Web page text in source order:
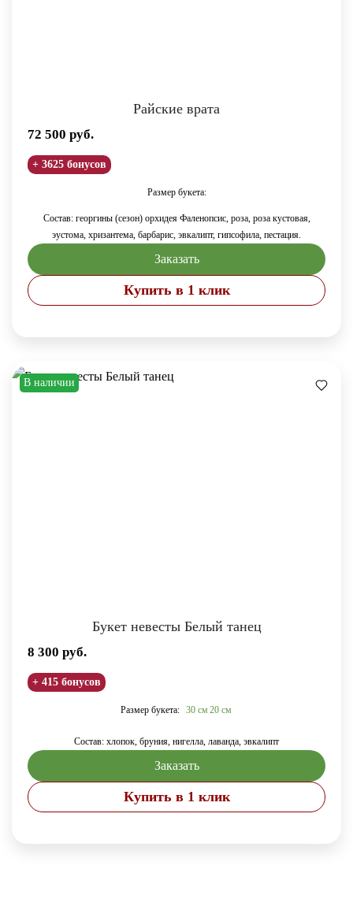
Райские врата
72 500 руб.
+ 3625 бонусов
Размер букета:
Состав: георгины (сезон) орхидея Фаленопсис, роза, роза кустовая,
эустома, хризантема, барбарис, эвкалипт, гипсофила, пестация.
Заказать
Купить в 1 клик
В наличии
Букет невесты Белый танец
8 300 руб.
+ 415 бонусов
Размер букета: 30 см 20 см
Состав: хлопок, бруния, нигелла, лаванда, эвкалипт
Заказать
Купить в 1 клик